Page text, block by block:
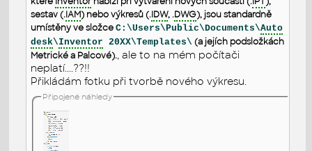
sestav (.IAM) nebo výkresů (.IDW, .DWG), jsou standardně
umístěny ve složceC:\Users\Public\Documents\Auto
desk\Inventor 20XX\Templates\ (a jejích podsložkách
Metrické a Palcové)., ale to na mém počítači
neplatí....??!!
Přikládám fotku při tvorbě nového výkresu.
Připojené náhledy